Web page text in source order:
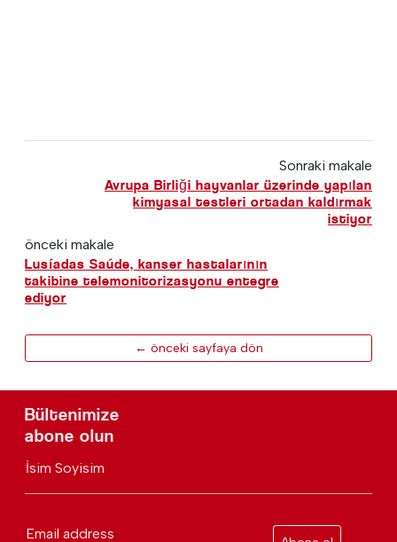
Sonraki makale
Avrupa Birliği hayvanlar üzerinde yapılan
kimyasal testleri ortadan kaldırmak
istiyor
önceki makale
Lusíadas Saúde, kanser hastalarının
takibine telemonitorizasyonu entegre
ediyor
← önceki sayfaya dön
Bültenimize
abone olun
İsim Soyisim
Email address